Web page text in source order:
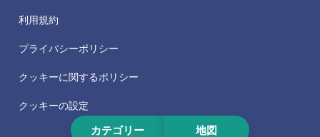
カテゴリー 地図
利用規約
プライバシーポリシー
クッキーに関するポリシー
クッキーの設定